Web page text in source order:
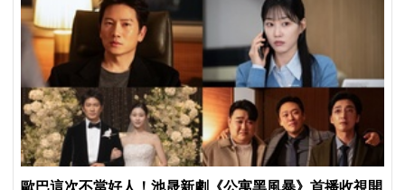
歐巴這次不當好人！池晟新劇《公寓黑風暴》首播收視開